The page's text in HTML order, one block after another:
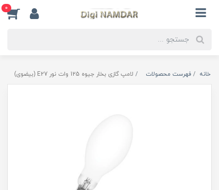
0
خانه فهرست محصولات لامپ گازی بخار جیوه 125 وات نور E27 (بیضوی)